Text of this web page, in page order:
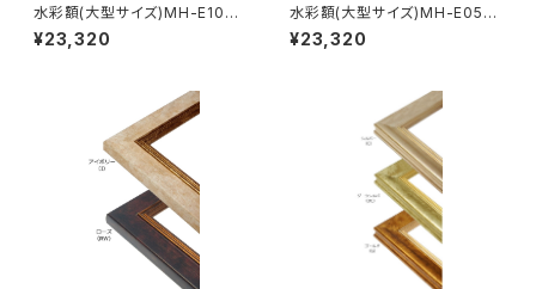
水彩額(大型サイズ)MH-E10J
特全判 780×1050ミリ
¥23,320
水彩額(大型サイズ)MH-E05J
特全判 780×1050ミリ
¥23,320